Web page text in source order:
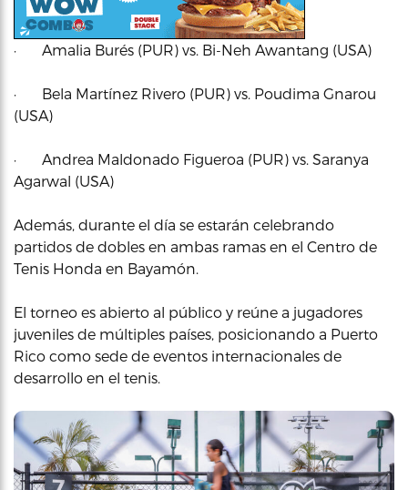
· Amalia Burés (PUR) vs. Bi-Neh Awantang (USA)
· Bela Martínez Rivero (PUR) vs. Poudima Gnarou
(USA)
· Andrea Maldonado Figueroa (PUR) vs. Saranya
Agarwal (USA)
Además, durante el día se estarán celebrando
partidos de dobles en ambas ramas en el Centro de
Tenis Honda en Bayamón.
El torneo es abierto al público y reúne a jugadores
juveniles de múltiples países, posicionando a Puerto
Rico como sede de eventos internacionales de
desarrollo en el tenis.